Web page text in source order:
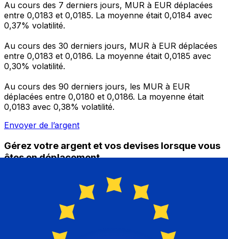
Au cours des 7 derniers jours, MUR à EUR déplacées
entre 0,0183 et 0,0185. La moyenne était 0,0184 avec
0,37% volatilité.
Au cours des 30 derniers jours, MUR à EUR déplacées
entre 0,0183 et 0,0186. La moyenne était 0,0185 avec
0,30% volatilité.
Au cours des 90 derniers jours, les MUR à EUR
déplacées entre 0,0180 et 0,0186. La moyenne était
0,0183 avec 0,38% volatilité.
Envoyer de l’argent
Gérez votre argent et vos devises lorsque vous
êtes en déplacement
L'application Xe réunit toutes les fonctionnalités
nécessaires pour vos transferts d'argent internationaux
et la gestion de vos devises. Convertissez des devises,
programmez des alertes de taux et transférez de
l'argent à l'étranger sans frais cachés. Téléchargez